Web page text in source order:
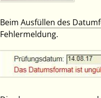
Beim Ausfüllen des
Fehlermeldung.